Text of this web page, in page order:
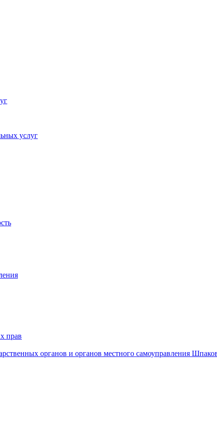
услуг
прав
органов и органов местного самоуправления